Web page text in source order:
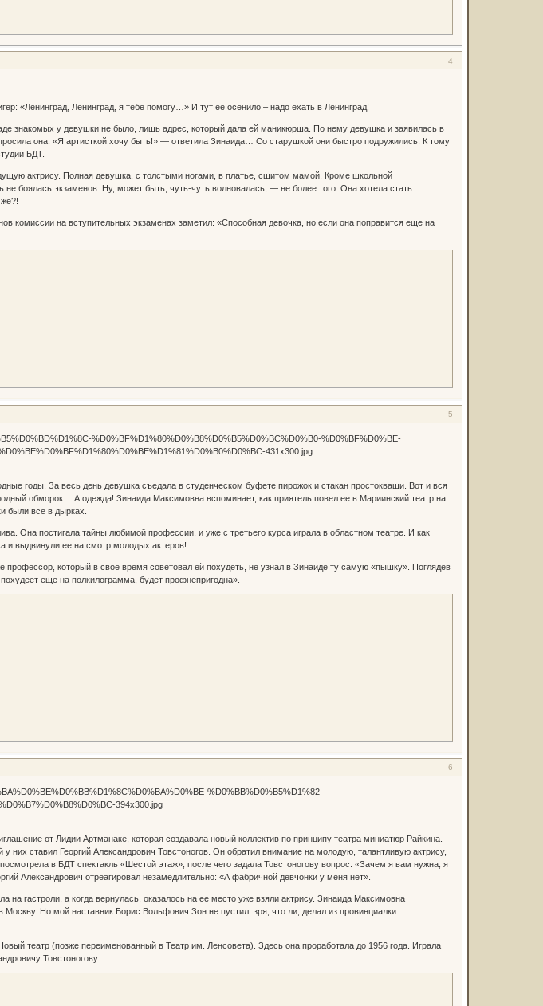
4
«Ленинград, Ленинград, я тебе помогу…» И тут ее осенило – надо ехать в Ленинград!
знакомых у девушки не было, лишь адрес, который дала ей маникюрша. По нему девушка и заявилась в
она. «Я артисткой хочу быть!» — ответила Зинаида… Со старушкой они быстро подружились. К тому
БДТ.
актрису. Полная девушка, с толстыми ногами, в платье, сшитом мамой. Кроме школьной
не боялась экзаменов. Ну, может быть, чуть-чуть волновалась, — не более того. Она хотела стать
комиссии на вступительных экзаменах заметил: «Способная девочка, но если она поправится еще на
5
годы. За весь день девушка съедала в студенческом буфете пирожок и стакан простокваши. Вот и вся
обморок… А одежда! Зинаида Максимовна вспоминает, как приятель повел ее в Мариинский театр на
были все в дырках.
Она постигала тайны любимой профессии, и уже с третьего курса играла в областном театре. И как
и выдвинули ее на смотр молодых актеров!
профессор, который в свое время советовал ей похудеть, не узнал в Зинаиде ту самую «пышку». Поглядев
еще на полкилограмма, будет профнепригодна».
6
от Лидии Артманаке, которая создавала новый коллектив по принципу театра миниатюр Райкина.
них ставил Георгий Александрович Товстоногов. Он обратил внимание на молодую, талантливую актрису,
в БДТ спектакль «Шестой этаж», после чего задала Товстоногову вопрос: «Зачем я вам нужна, я
Александрович отреагировал незамедлительно: «А фабричной девчонки у меня нет».
на гастроли, а когда вернулась, оказалось на ее место уже взяли актрису. Зинаида Максимовна
Москву. Но мой наставник Борис Вольфович Зон не пустил: зря, что ли, делал из провинциалки
театр (позже переименованный в Театр им. Ленсовета). Здесь она проработала до 1956 года. Играла
Товстоногову…